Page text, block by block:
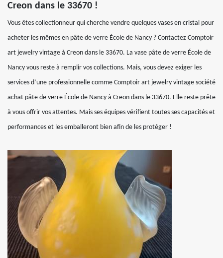
Creon dans le 33670 !
Vous êtes collectionneur qui cherche vendre quelques vases en cristal pour
acheter les mêmes en pâte de verre École de Nancy ? Contactez Comptoir
art jewelry vintage à Creon dans le 33670. La vase pâte de verre École de
Nancy vous reste à remplir vos collections. Mais, vous devez exiger les
services d’une professionnelle comme Comptoir art jewelry vintage société
achat pâte de verre École de Nancy à Creon dans le 33670. Elle reste prête
à vous offrir vos attentes. Mais ses équipes vérifient toutes ses capacités et
performances et les emballeront bien afin de les protéger !